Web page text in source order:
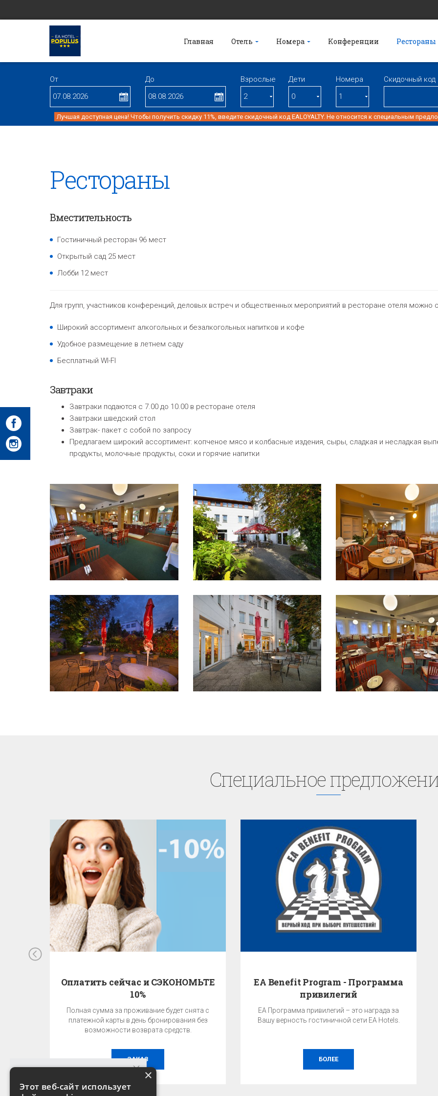
Главная Отель Номера Kонференции Рестораны
От До Взрослые Дети Номерa Скидочный код
Лучшая доступная цена! Чтобы получить скидку 11%, введите скидочный код EALOYALTY. Не относится к специальным
Рестораны
Вместительность
Гостиничный ресторан 96 мест
Открытый сад 25 мест
Лобби 12 мест
Для групп, участников конференций, деловых встреч и общественных мероприятий в ресторане отеля можно
Широкий ассортимент алкогольных и безалкогольных напитков и кофе
Удобное размещение в летнем саду
Бесплатный WI-FI
Завтраки
Завтраки подаются с 7.00 до 10.00 в ресторане отеля
Завтраки шведский стол
Завтрак- пакет с собой по запросу
Предлагаем широкий ассортимент: копченое мясо и колбасные издения, сыры, сладкая и несладкая
продукты, молочные продукты, соки и горячие напитки
Cпециaльное
Оплатить сейчас и СЭКОНОМЬТЕ
10%
Полная сумма за проживание будет снята с
платежной карты в день бронирования без
возможности возврата средств.
ЗАКАЗ
EA Benefit Program - Программа
привилегий
EA Программа привилегий – это награда за
Вашу верность гостиничной сети EA Hotels.
БОЛЕЕ
×
Этот веб-сайт использует